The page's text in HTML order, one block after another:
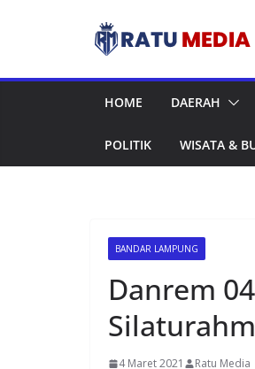
HOME DAERAH
POLITIK WISATA &
BANDAR LAMPUNG
Danrem
4 Maret 2021 Ratu Media